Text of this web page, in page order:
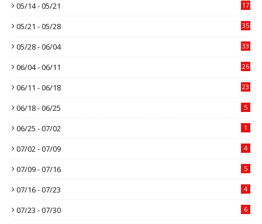
05/14 - 05/21 17
05/21 - 05/28 35
05/28 - 06/04 33
06/04 - 06/11 26
06/11 - 06/18 23
06/18 - 06/25 5
06/25 - 07/02 1
07/02 - 07/09 4
07/09 - 07/16 5
07/16 - 07/23 4
07/23 - 07/30 6